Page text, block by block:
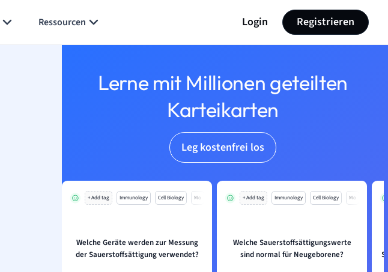
Ressourcen Login Registrieren
Lerne mit Millionen geteilten
Karteikarten
Leg kostenfrei los
+ Add tag Immunology Cell Biology Mo
Welche Geräte werden zur Messung
der Sauerstoffsättigung verwendet?
+ Add tag Immunology Cell Biology Mo
Welche Sauerstoffsättigungswerte
sind normal für Neugeborene?